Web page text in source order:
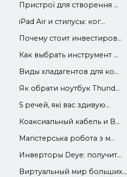
Пристрої для створення ...
iРad Аir и стилусы: ког...
Почему стоит инвестиров...
Как выбрать инструмент ...
Виды хладагентов для ко...
Як обрати ноутбук Thund...
5 речей, які вас здивую...
Коаксиальный кабель и В...
Магістерська робота з м...
Инверторы Deye: получит...
Виртуальный мир больших...